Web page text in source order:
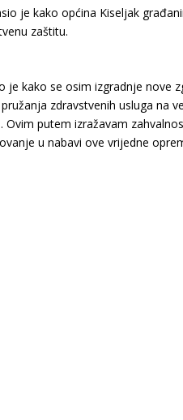
je kako općina Kiseljak
zaštitu.
je kako se osim izgradnje nove
zdravstvenih usluga na
putem izražavam
u nabavi ove vrijedne